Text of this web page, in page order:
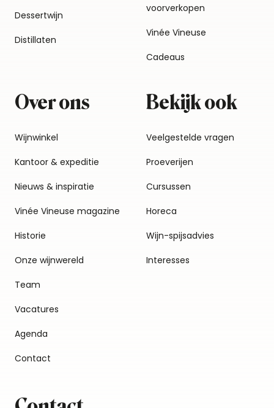
Dessertwijn
Distillaten
voorverkopen
Vinée Vineuse
Cadeaus
Over ons
Wijnwinkel
Kantoor & expeditie
Nieuws & inspiratie
Vinée Vineuse magazine
Historie
Onze wijnwereld
Team
Vacatures
Agenda
Contact
Bekijk ook
Veelgestelde vragen
Proeverijen
Cursussen
Horeca
Wijn-spijsadvies
Interesses